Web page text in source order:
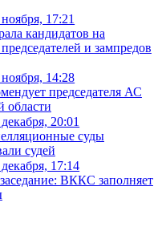
17:21
кандидатов на
и зампредов
14:28
председателя АС
области
20:01
суды
судей
17:14
ВККС заполняет